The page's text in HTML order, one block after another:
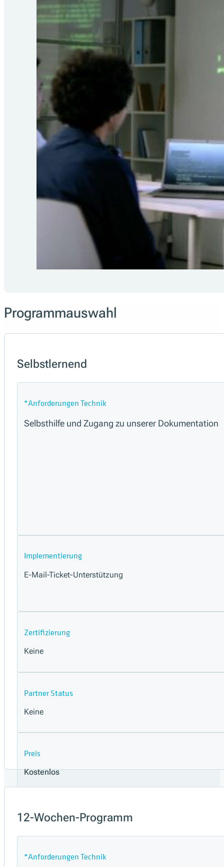
Programmauswahl
Selbstlernend
*Anforderungen Technik
Selbsthilfe und Zugang zu unserer Dokumentation
Implementierung
E-Mail-Ticket-Unterstützung
Zertifizierung
Keine
Partner Status
Keine
Preis
Kostenlos
12-Wochen-Programm
*Anforderungen Technik